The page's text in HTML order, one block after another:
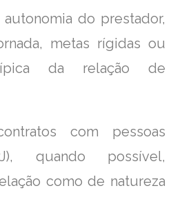
do prestador,
metas rígidas ou
da relação de
com pessoas
quando possível,
como de natureza